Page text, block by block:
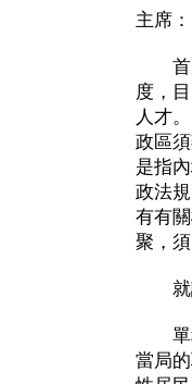
主席：
首先
度，
人才
政區
是指
政法
有有
聚，
就議
單程
當局